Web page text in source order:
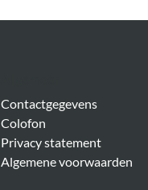
Contactgegevens
Colofon
Privacy statement
Algemene voorwaarden